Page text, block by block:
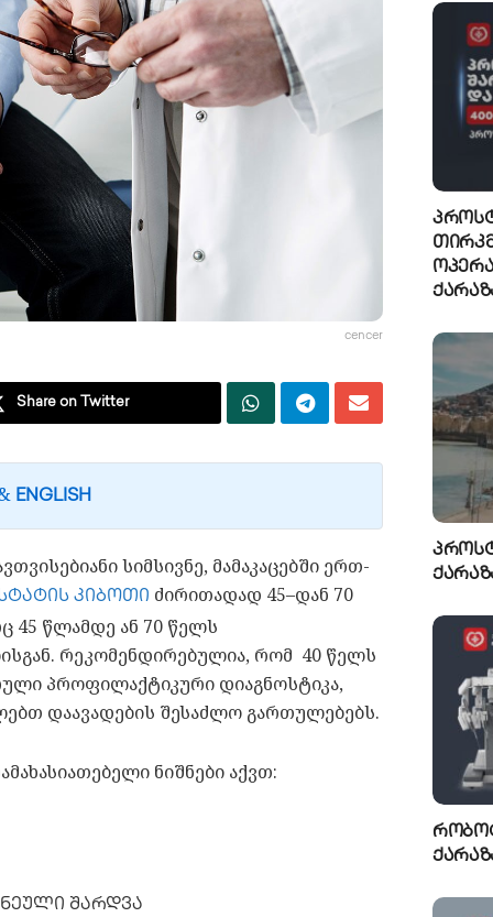
cencer
Share on Twitter
ENGLISH
სიმსივნე, მამაკაცებში ერთ-
კიბოთი ძირითადად 45–დან 70
45 წლამდე ან 70 წელს
რეკომენდირებულია, რომ 40 წელს
პროფილაქტიკური დიაგნოსტიკა,
დაავადების შესაძლო გართულებებს.
ნიშნები აქვთ:
შარდვა